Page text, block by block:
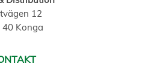
12
40 Konga